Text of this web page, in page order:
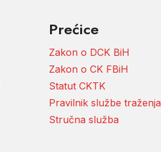
Prećice
Zakon o DCK BiH
Zakon o CK FBiH
Statut CKTK
Pravilnik službe traženja
Stručna služba